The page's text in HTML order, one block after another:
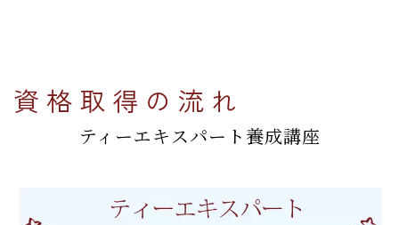
資格取得の流れ
ティーエキスパート養成講座